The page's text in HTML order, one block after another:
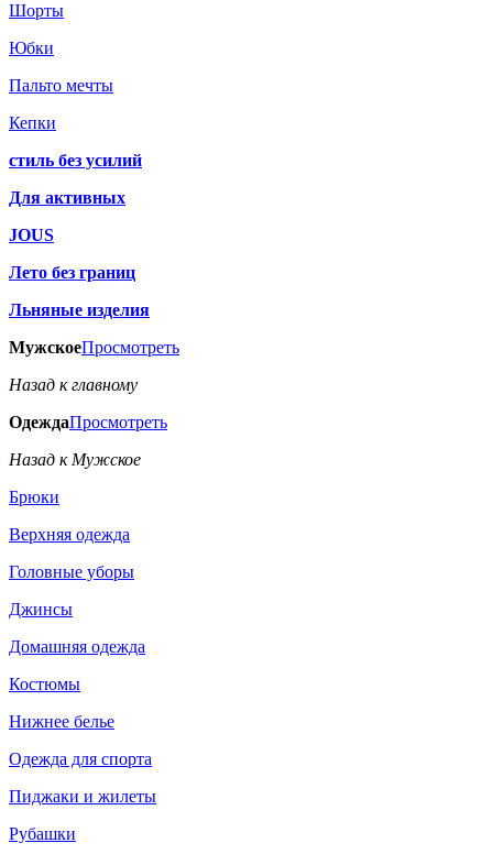
Шорты
Юбки
Пальто мечты
Кепки
стиль без усилий
Для активных
JOUS
Лето без границ
Льняные изделия
МужскоеПросмотреть
Назад к главному
ОдеждаПросмотреть
Назад к Мужское
Брюки
Верхняя одежда
Головные уборы
Джинсы
Домашняя одежда
Костюмы
Нижнее белье
Одежда для спорта
Пиджаки и жилеты
Рубашки